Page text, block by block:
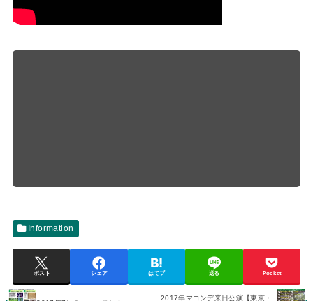
Information
ポスト シェア はてブ 送る Pocket
2017年マコンデ来日公演【東京・